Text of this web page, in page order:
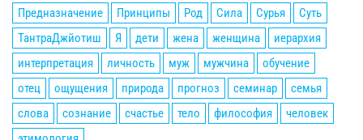
Предназначение
Принципы Род Сила Сурья
Суть
ТантраДжйотиш
Я дети жена женщина
иерархия
интерпретация
личность муж мужчина
обучение
отец
ощущения природа прогноз семинар
семья
слова
сознание счастье тело философия
человек